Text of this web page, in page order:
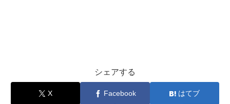
シェアする
X Facebook はてブ